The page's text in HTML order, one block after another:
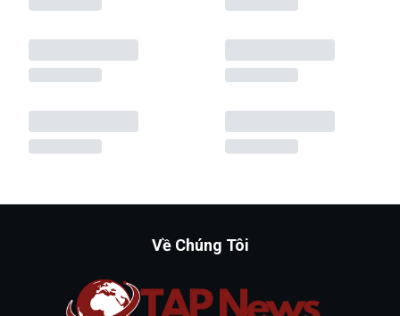
Về Chúng Tôi